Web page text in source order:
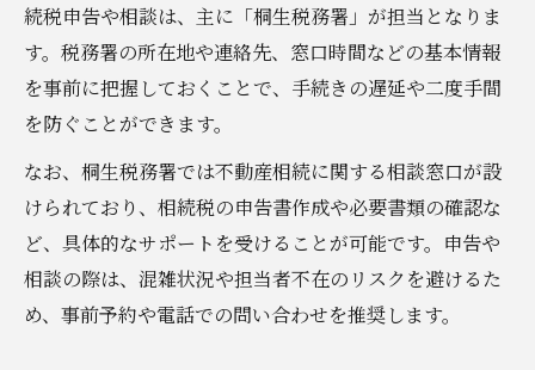
続税申告や相談は、主に「桐生税務署」が担当となりま
す。税務署の所在地や連絡先、窓口時間などの基本情報
を事前に把握しておくことで、手続きの遅延や二度手間
を防ぐことができます。
なお、桐生税務署では不動産相続に関する相談窓口が設
けられており、相続税の申告書作成や必要書類の確認な
ど、具体的なサポートを受けることが可能です。申告や
相談の際は、混雑状況や担当者不在のリスクを避けるた
め、事前予約や電話での問い合わせを推奨します。